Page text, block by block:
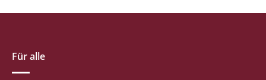
Für alle